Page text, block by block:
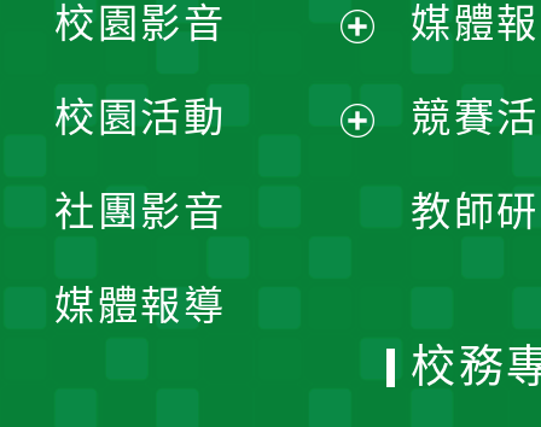
媒體
競賽
教師
校園影音
開
校園活動
社團影音
媒體報導
校務